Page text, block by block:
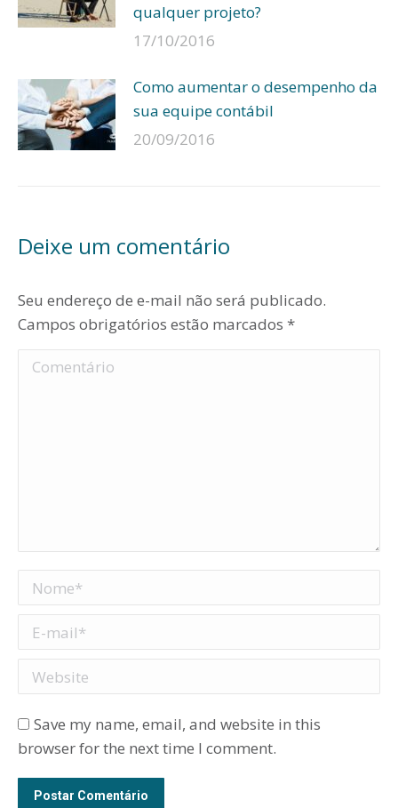
qualquer projeto?
17/10/2016
Como aumentar o desempenho da
sua equipe contábil
20/09/2016
Deixe um comentário
Seu endereço de e-mail não será publicado.
Campos obrigatórios estão marcados *
Comentário
Nome *
E-mail *
Website
Save my name, email, and website in this
browser for the next time I comment.
Postar Comentário